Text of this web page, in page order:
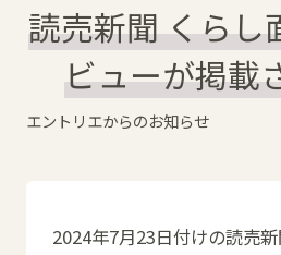
読売新聞 くらし
ビューが掲載
エントリエからのお知らせ
2024年7月23日付けの読売